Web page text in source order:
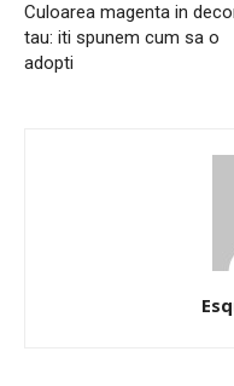
Culoarea magenta in
tau: iti spunem cum sa o
adopti